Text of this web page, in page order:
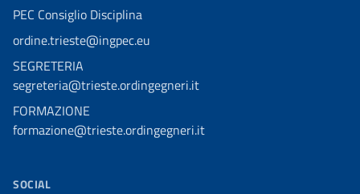
PEC Consiglio Disciplina
ordine.trieste@ingpec.eu
SEGRETERIA
segreteria@trieste.ordingegneri.it
FORMAZIONE
formazione@trieste.ordingegneri.it
SOCIAL